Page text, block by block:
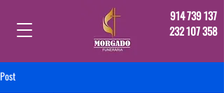
914 739 137
232 107 358
Post